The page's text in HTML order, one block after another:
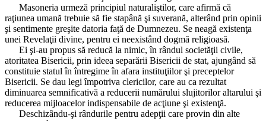
Masoneria urmeză principiul naturaliştilor, care afirmă că
raţiunea umană trebuie să fie stapână şi suverană, alterând prin opinii
şi sentimente greşite datoria faţă de Dumnezeu. Se neagă existenţa
unei Revelaţii divine, pentru ei neexistând dogmă religioasă.
Ei şi-au propus să reducă la nimic, în rândul societăţii civile,
atoritatea Bisericii, prin ideea separării Bisericii de stat, ajungând să
constituie statul în întregime în afara instituţiilor şi preceptelor
Bisericii. Se dau legi împotriva clericilor, care au ca rezultat
diminuarea semnificativă a reducerii numărului slujitorilor altarului şi
reducerea mijloacelor indispensabile de acţiune şi existenţă.
Deschizându-şi rândurile pentru adepţii care provin din alte